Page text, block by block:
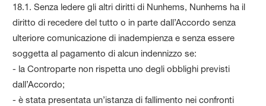
18.1. Senza ledere gli altri diritti di Nunhems, Nunhems ha il
diritto di recedere del tutto o in parte dall’Accordo senza
ulteriore comunicazione di inadempienza e senza essere
soggetta al pagamento di alcun indennizzo se:
- la Controparte non rispetta uno degli obblighi previsti
dall’Accordo;
- è stata presentata un’istanza di fallimento nei confronti